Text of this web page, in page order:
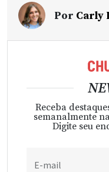
Por Carly
Receba
semanalmente
Digite seu
E-mail